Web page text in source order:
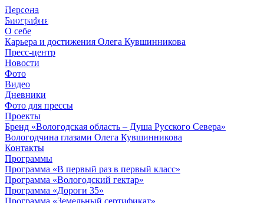
Персона
Биография
О себе
Карьера и достижения Олега Кувшинникова
Пресс-центр
Новости
Фото
Видео
Дневники
Фото для прессы
Проекты
Бренд «Вологодская область – Душа Русского Севера»
Вологодчина глазами Олега Кувшинникова
Контакты
Программы
Программа «В первый раз в первый класс»
Программа «Вологодский гектар»
Программа «Дороги 35»
Программа «Земельный сертификат»
© 2012 - 2023,
КУВШИННИКОВ О.А.